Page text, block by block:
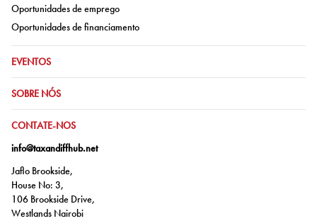
Ir para:
Oportunidades de emprego
Ir para:
Oportunidades de financiamento
IR PARA:
EVENTOS
IR PARA:
SOBRE NÓS
IR PARA:
CONTATE-NOS
info@taxandiffhub.net
Jaflo Brookside,
House No: 3,
106 Brookside Drive,
Westlands Nairobi